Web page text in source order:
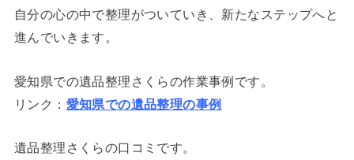
自分の心の中で整理がついていき、新たなステップへと
進んでいきます。
愛知県での遺品整理さくらの作業事例です。
リンク： 愛知県での遺品整理の事例
遺品整理さくらの口コミです。